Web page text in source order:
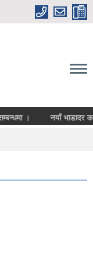
। नयाँ भाडादर कायम